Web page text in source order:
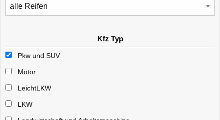
Kfz Typ
Pkw und SUV
Motor
LeichtLKW
LKW